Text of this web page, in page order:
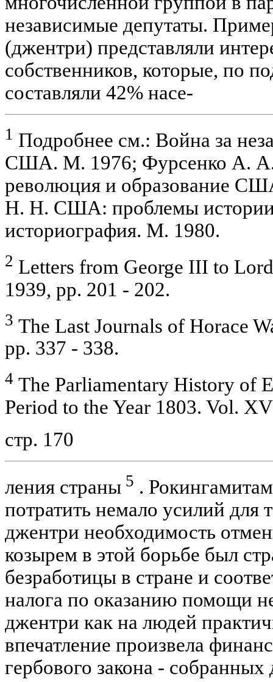
независимые депутаты.
(джентри) представляли
собственников, которые, по
составляли 42% насе-
1 Подробнее см.: Война за
США. М. 1976; Фурсенко А. А.
революция и образование
Н. Н. США: проблемы истории
историография. М. 1980.
2 Letters from George III to
1939, pp. 201 - 202.
3 The Last Journals of Horace
pp. 337 - 338.
4 The Parliamentary History of
Period to the Year 1803. Vol.
стр. 170
ления страны 5 .
потратить немало усилий для
джентри необходимость
козырем в этой борьбе был
безработицы в стране и
налога по оказанию помощи
джентри как на людей
впечатление произвела
гербового закона - собранных